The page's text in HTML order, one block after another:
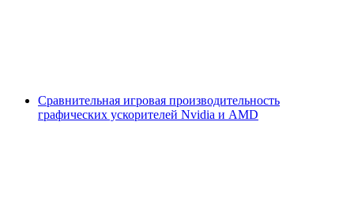
Сравнительная игровая производительность
графических ускорителей Nvidia и AMD